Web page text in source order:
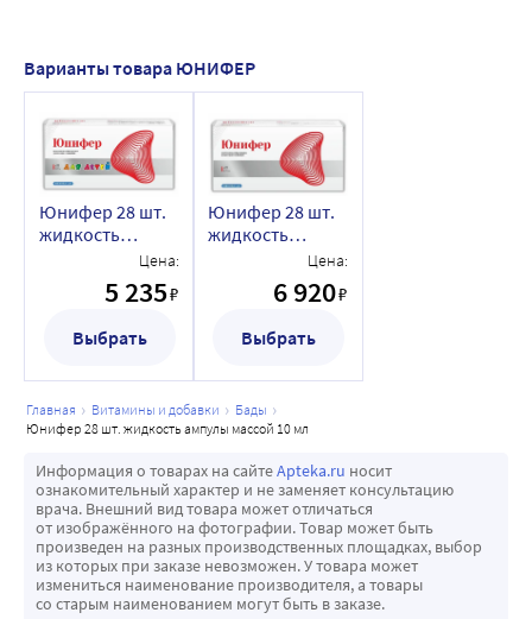
Варианты товара ЮНИФЕР
Юнифер 28 шт.
жидкость
ампулы по 5 мл
Цена:
5 235₽
Выбрать
Юнифер 28 шт.
жидкость
ампулы массой
Цена:
6 920₽
Выбрать
главная витамины и добавки
бады
юнифер 28 шт. жидкость ампулы массой 10 мл
Информация о товарах на сайтеApteka.ru носит
ознакомительный характер и не заменяет консультацию
врача. Внешний вид товара может отличаться
от изображённого на фотографии. Товар может быть
произведен на разных производственных площадках, выбор
из которых при заказе невозможен. У товара может
измениться наименование производителя, а товары
со старым наименованием могут быть в заказе.